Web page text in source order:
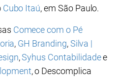
Cubo Itaú, em São Paulo.
Comece com o Pé
, GH Branding,Silva |
,Syhus Contabilidadee
, o Descomplica